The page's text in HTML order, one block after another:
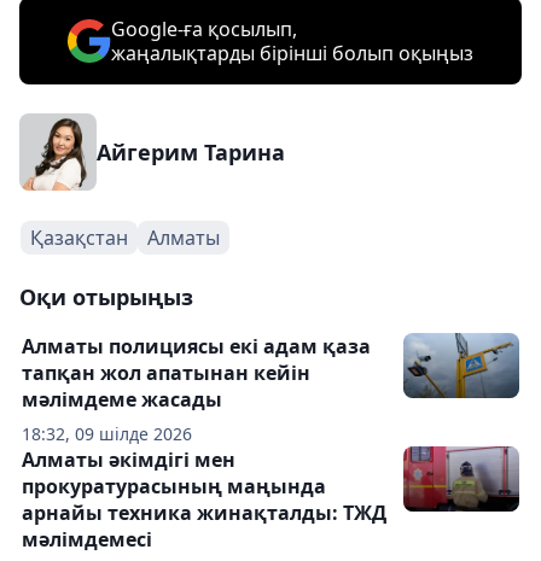
Google-ға қосылып,
жаңалықтарды бірінші болып оқыңыз
Айгерим Тарина
Қазақстан Алматы
Оқи отырыңыз
18:32, 09 шілде 2026
Алматы полициясы екі адам қаза
тапқан жол апатынан кейін
мәлімдеме жасады
Алматы әкімдігі мен
прокуратурасының маңында
арнайы техника жинақталды: ТЖД
мәлімдемесі